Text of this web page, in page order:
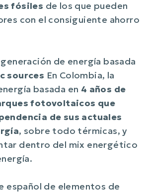
fósiles de los que pueden
con el consiguiente ahorro
de energía basada
sources En Colombia, la
basada en 4 años de
fotovoltaicos que
de sus actuales
, sobre todo térmicas, y
dentro del mix energético
español de elementos de